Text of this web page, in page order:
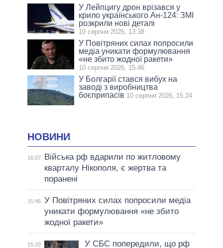
У Лейпцигу дрон врізався у
крило українського Ан-124: ЗМІ
розкрили нові деталі
10 серпня 2026, 13:38
У Повітряних силах попросили
медіа уникати формулювання
«не збито жодної ракети»
10 серпня 2026, 15:46
У Болгарії стався вибух на
заводі з виробництва
боєприпасів 10 серпня 2026, 15:24
НОВИНИ
16:07
Війська рф вдарили по житловому
кварталу Нікополя, є жертва та
поранені
15:46 У Повітряних силах попросили медіа
уникати формулювання «не збито
жодної ракети»
15:33
У СБС попередили, що рф